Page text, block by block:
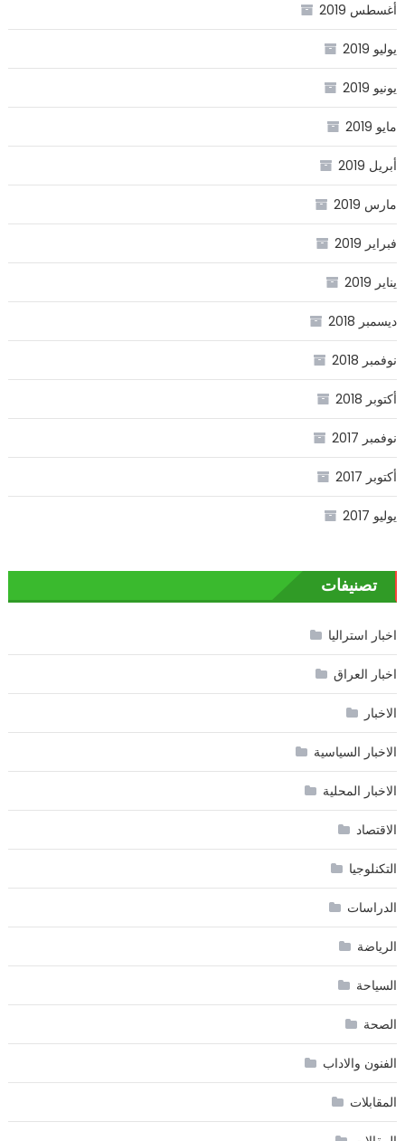
أغسطس 2019
يوليو 2019
يونيو 2019
مايو 2019
أبريل 2019
مارس 2019
فبراير 2019
يناير 2019
ديسمبر 2018
نوفمبر 2018
أكتوبر 2018
نوفمبر 2017
أكتوبر 2017
يوليو 2017
تصنيفات
اخبار استراليا
اخبار العراق
الاخبار
الاخبار السياسية
الاخبار المحلية
الاقتصاد
التكنلوجيا
الدراسات
الرياضة
السياحة
الصحة
الفنون والاداب
المقابلات